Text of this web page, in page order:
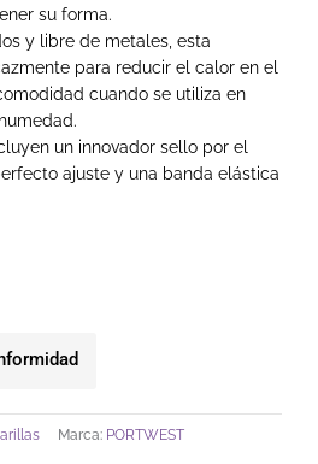
su forma.
y libre de metales, esta
para reducir el calor en el
cuando se utiliza en
un innovador sello por el
ajuste y una banda elástica
Marca: PORTWEST